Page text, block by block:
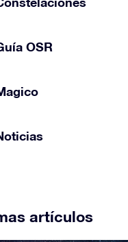
OSR
artículos